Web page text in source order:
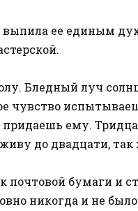
ее единым
Бледный луч
чувство
придаешь ему.
до двадцати,
бумаги и
никогда и не